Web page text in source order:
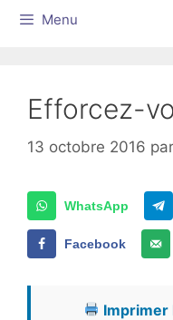
Menu
Efforcez-
13 octobre 2016 par
WhatsApp
Facebook
Imprimer